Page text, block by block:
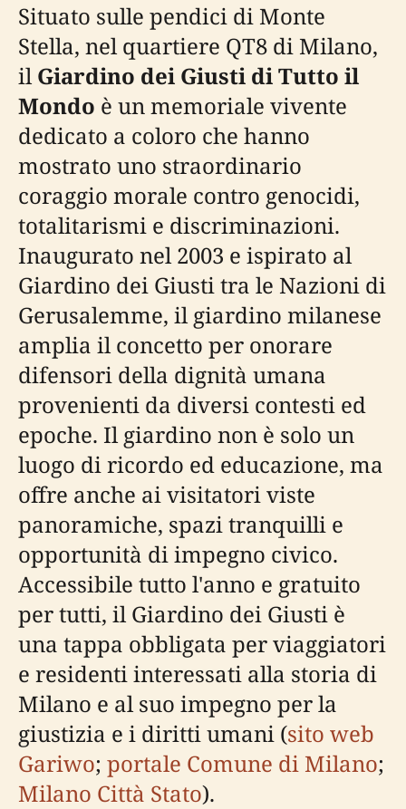
Situato sulle pendici di Monte
Stella, nel quartiere QT8 di Milano,
ilGiardino dei Giusti di Tutto il
Mondo è un memoriale vivente
dedicato a coloro che hanno
mostrato uno straordinario
coraggio morale contro genocidi,
totalitarismi e discriminazioni.
Inaugurato nel 2003 e ispirato al
Giardino dei Giusti tra le Nazioni di
Gerusalemme, il giardino milanese
amplia il concetto per onorare
difensori della dignità umana
provenienti da diversi contesti ed
epoche. Il giardino non è solo un
luogo di ricordo ed educazione, ma
offre anche ai visitatori viste
panoramiche, spazi tranquilli e
opportunità di impegno civico.
Accessibile tutto l'anno e gratuito
per tutti, il Giardino dei Giusti è
una tappa obbligata per viaggiatori
e residenti interessati alla storia di
Milano e al suo impegno per la
giustizia e i diritti umani (sito web
Gariwo; portale Comune di Milano;
Milano Città Stato).